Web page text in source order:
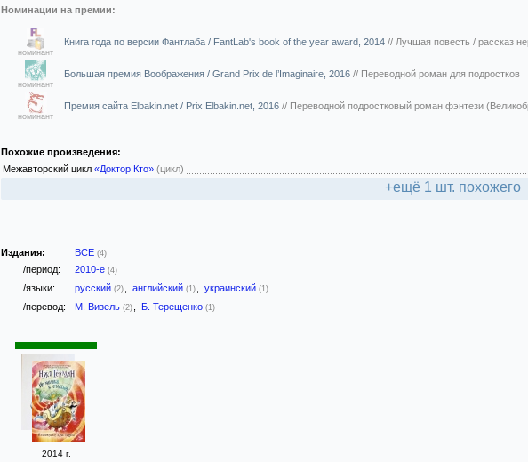
Номинации на премии:
номинант
Книга года по версии Фантлаба / FantLab's book of the year award, 2014 // Лучшая повесть / рассказ
номинант
Большая премия Воображения / Grand Prix de l’Imaginaire, 2016 // Переводной роман для подростков
номинант
Премия сайта Elbakin.net / Prix Elbakin.net, 2016 // Переводной подростковый роман фэнтези
Похожие произведения:
Межавторский цикл «Доктор Кто» (цикл)
+ещё 1 шт. похожего
Издания: ВСЕ (4)
/период: 2010-е (4)
/языки: русский (2) английский (1) украинский (1)
/перевод: М. Визель (2) Б. Терещенко (1)
2014 г.